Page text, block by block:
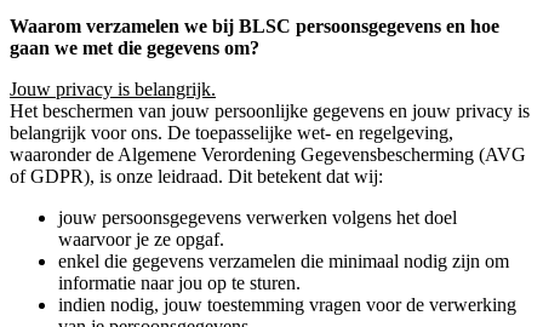
Waarom verzamelen we bij BLSC persoonsgegevens en hoe
gaan we met die gegevens om?
Jouw privacy is belangrijk.
Het beschermen van jouw persoonlijke gegevens en jouw privacy is
belangrijk voor ons. De toepasselijke wet- en regelgeving,
waaronder de Algemene Verordening Gegevensbescherming (AVG
of GDPR), is onze leidraad. Dit betekent dat wij:
jouw persoonsgegevens verwerken volgens het doel
waarvoor je ze opgaf.
enkel die gegevens verzamelen die minimaal nodig zijn om
informatie naar jou op te sturen.
indien nodig, jouw toestemming vragen voor de verwerking